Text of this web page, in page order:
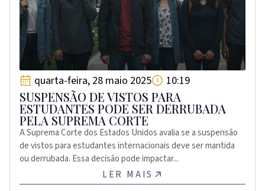
quarta-feira, 28 maio 2025 10:19
SUSPENSÃO DE VISTOS PARA
ESTUDANTES PODE SER DERRUBADA
PELA SUPREMA CORTE
A Suprema Corte dos Estados Unidos avalia se a suspensão
de vistos para estudantes internacionais deve ser mantida
ou derrubada. Essa decisão pode impactar...
LER MAIS